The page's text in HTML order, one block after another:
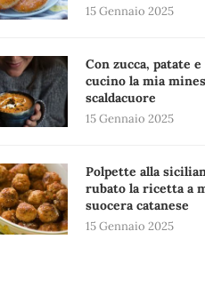
15 Gennaio 2025
Con zucca, patate
cucino la mia
scaldacuore
15 Gennaio 2025
Polpette alla
rubato la ricetta a
suocera catanese
15 Gennaio 2025